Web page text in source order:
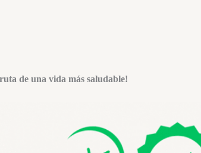
de una vida más saludable!